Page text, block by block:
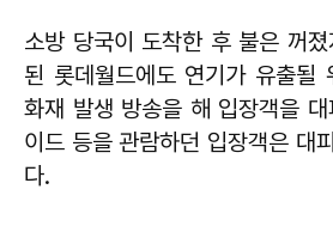
소방 당국이 도착한 후 불은 꺼
된 롯데월드에도 연기가 유출될
화재 발생 방송을 해 입장객을 대
이드 등을 관람하던 입장객은 대
다.